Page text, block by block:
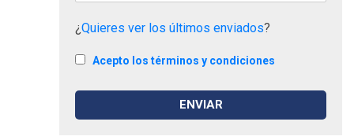
¿Quieres ver los últimos enviados?
Acepto los términos y condiciones